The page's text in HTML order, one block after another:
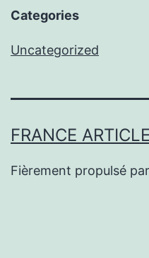
Categories
Uncategorized
FRANCE
Fièrement propulsé par